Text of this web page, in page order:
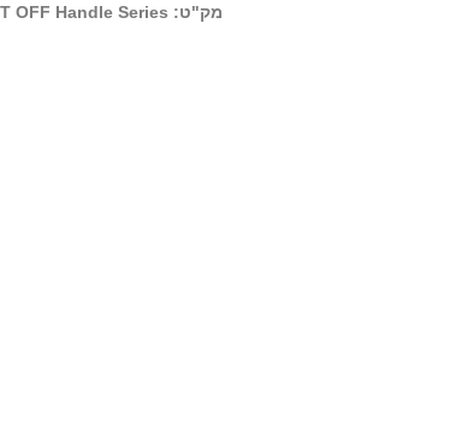
מק"ט: SB SHUT OFF Handle Series